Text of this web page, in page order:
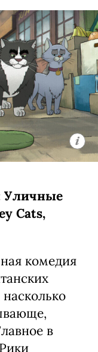
Walter
Эли Новак
летней
Родригес,
одной
их
в